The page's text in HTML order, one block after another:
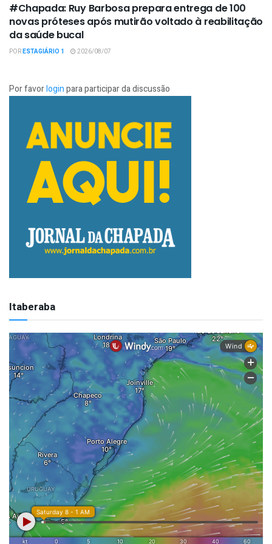
#Chapada: Ruy Barbosa prepara entrega de 100
novas próteses após mutirão voltado à reabilitação
da saúde bucal
PORESTAGIÁRIO 1 2026/08/07
Por favorloginpara participar da discussão
Itaberaba